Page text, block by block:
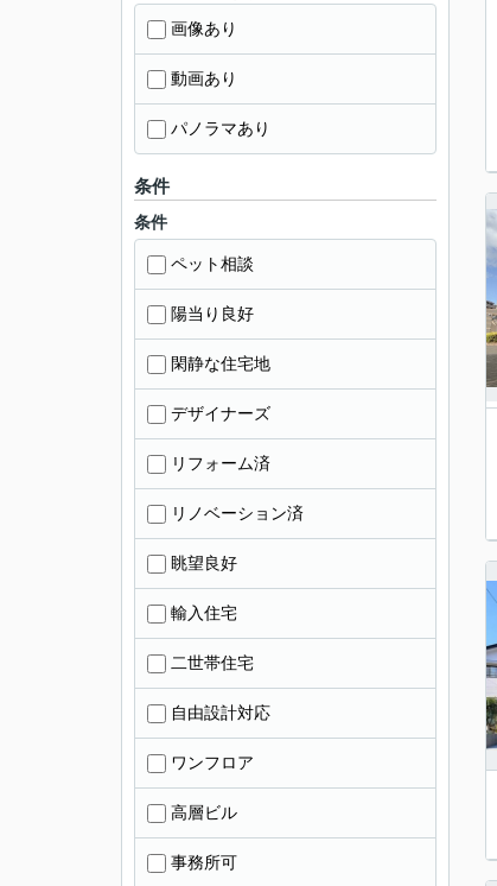
画像あり
動画あり
パノラマあり
条件
条件
ペット相談
陽当り良好
閑静な住宅地
デザイナーズ
リフォーム済
リノベーション済
眺望良好
輸入住宅
二世帯住宅
自由設計対応
ワンフロア
高層ビル
事務所可